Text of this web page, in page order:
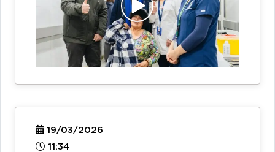
19/03/2026
11:34